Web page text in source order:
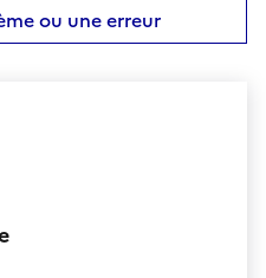
ou une erreur